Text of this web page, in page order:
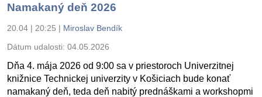
Namakaný deň 2026
20.04 | 20:25 | Miroslav Bendík
Dátum udalosti: 04.05.2026
Dňa 4. mája 2026 od 9:00 sa v priestoroch Univerzitnej
knižnice Technickej univerzity v Košiciach bude konať
namakaný deň, teda deň nabitý prednáškami a workshopmi